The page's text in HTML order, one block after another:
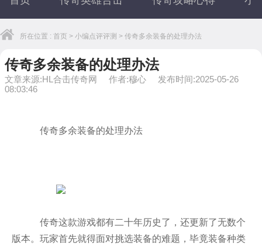
所在位置 : 首页 > 小编点评评测 > 传奇多余装备的处理办法
传奇多余装备的处理办法
文章来源:HL合击传奇网 作者:穆心
发布时间:2025-05-26
08:03:46
传奇多余装备的处理办法
传奇这款游戏都有二十年历史了，还更新了无数个
版本。玩家首先就得面对挑选装备的难题，毕竟装备种类